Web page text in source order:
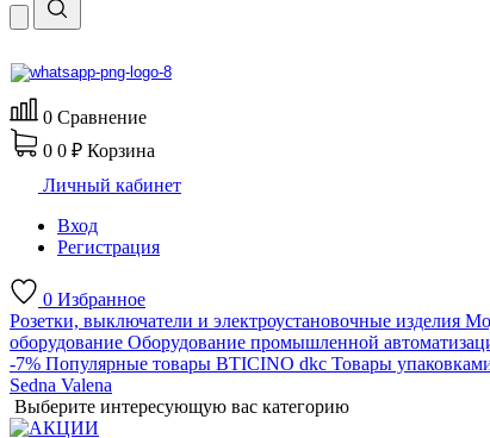
0 Сравнение
0 0 ₽ Корзина
Личный кабинет
Вход
Регистрация
0 Избранное
Розетки, выключатели и электроустановочные изделия
оборудование Оборудование промышленной
-7% Популярные товары BTICINO dkc Товары
Sedna Valena
Выберите интересующую вас категорию